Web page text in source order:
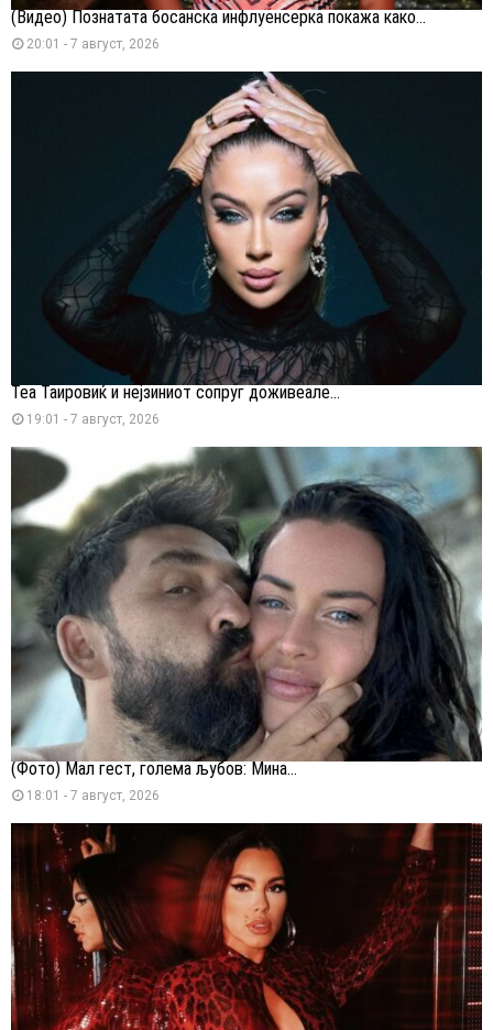
(Видео) Познатата босанска инфлуенсерка покажа како...
20:01 - 7 август, 2026
Теа Таировиќ и нејзиниот сопруг доживеале...
19:01 - 7 август, 2026
(Фото) Мал гест, голема љубов: Мина...
18:01 - 7 август, 2026